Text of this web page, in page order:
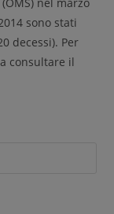
sono stati
decessi). Per
consultare il